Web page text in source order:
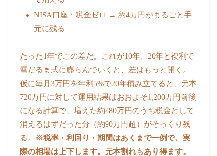
NISA口座：税金ゼロ → 約4万円がまるごと手
元に残る
たった1年でこの差だ。これが10年、20年と複利で
雪だるま式に膨らんでいくと、差はもっと開く。
仮に毎月3万円を年利5%で20年積み立てると、元本
720万円に対して運用結果はおおよそ1,200万円前後
になる計算で、増えた約480万円のうち税金として
消えるはずだった分（約90万円超）がそっくり残
る。
※税率・利回り・期間はあくまで一例で、実
際の相場は上下します。元本割れもあり得ます。